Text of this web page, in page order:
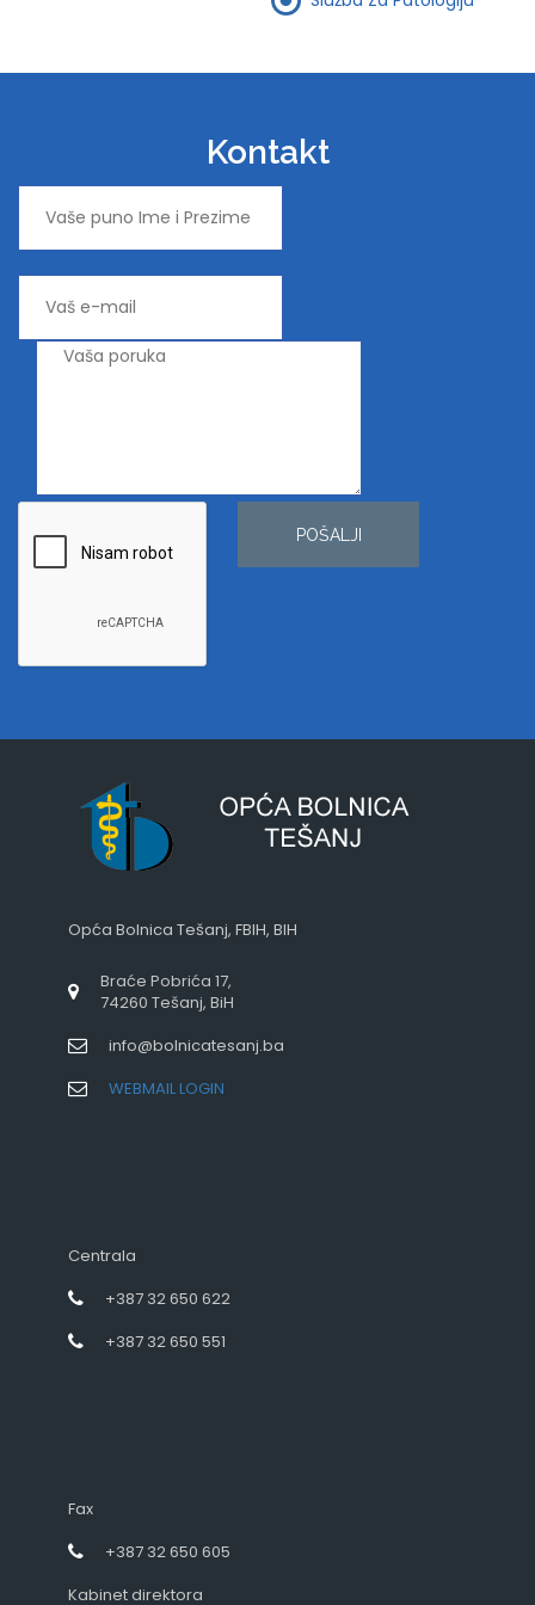
Kontakt
POŠALJI
Opća Bolnica Tešanj, FBIH, BIH
Braće Pobrića 17,
74260 Tešanj, BiH
info@bolnicatesanj.ba
WEBMAIL LOGIN
Centrala
+387 32 650 622
+387 32 650 551
Fax
+387 32 650 605
Kabinet direktora